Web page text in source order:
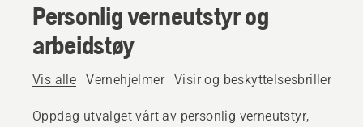
Personlig verneutstyr og
arbeidstøy
Vis alle Vernehjelmer Visir og beskyttelsesbriller
Oppdag utvalget vårt av personlig verneutstyr,